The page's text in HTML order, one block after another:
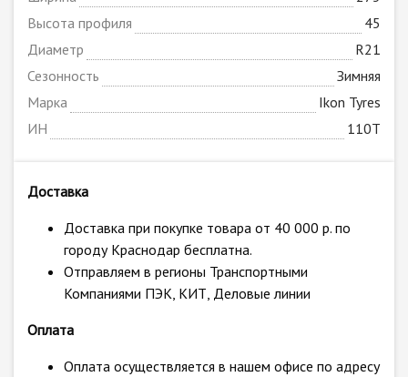
Высота профиля
45
Диаметр
R21
Сезонность
Зимняя
Марка
Ikon Tyres
ИН
110T
Доставка
Доставка при покупке товара от 40 000 р. по
городу Краснодар бесплатна.
Отправляем в регионы Транспортными
Компаниями ПЭК, КИТ, Деловые линии
Оплата
Оплата осуществляется в нашем офисе по адресу